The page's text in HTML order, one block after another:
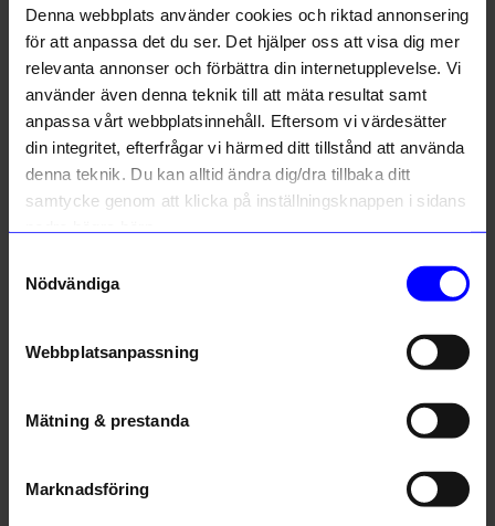
Denna webbplats använder cookies och riktad annonsering
för att anpassa det du ser. Det hjälper oss att visa dig mer
relevanta annonser och förbättra din internetupplevelse. Vi
använder även denna teknik till att mäta resultat samt
anpassa vårt webbplatsinnehåll. Eftersom vi värdesätter
din integritet, efterfrågar vi härmed ditt tillstånd att använda
denna teknik. Du kan alltid ändra dig/dra tillbaka ditt
samtycke genom att klicka på inställningsknappen i sidans
Nödvändiga
Webbplatsanpassning
Mätning & prestanda
Marknadsföring
Beskrivning
Information
Liknande produkter
Djeco
Kubbspel KASTOR Neutral